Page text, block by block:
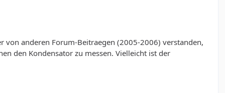
von anderen Forum-Beitraegen (2005-2006) verstanden,
den Kondensator zu messen. Vielleicht ist der